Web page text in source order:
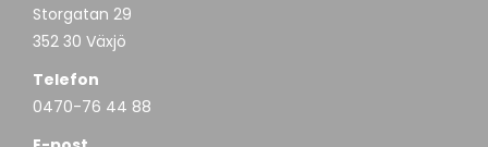
Storgatan 29
352 30 Växjö
Telefon
0470-76 44 88